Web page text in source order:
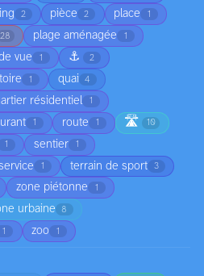
2 pièce 2 place 1
28 plage aménagée 1
vue 1 ⚓ 2
1 quai 4
résidentiel 1
1 route 1 🛣️ 10
1 sentier 1
1 terrain de sport 3
zone piétonne 1
urbaine 8
1 zoo 1